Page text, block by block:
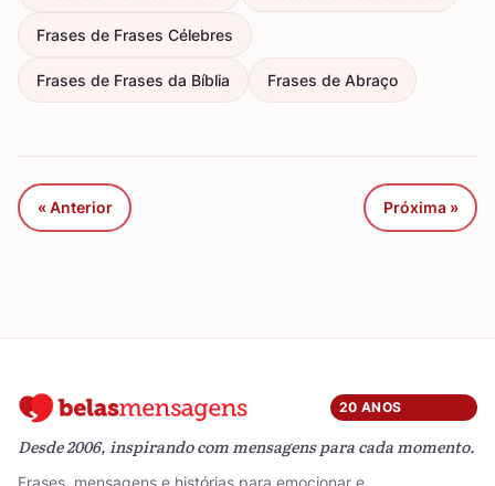
Frases de Frases Célebres
Frases de Frases da Bíblia Frases de Abraço
« Anterior Próxima »
20 ANOS
Desde 2006, inspirando com mensagens para cada momento.
Frases, mensagens e histórias para emocionar e